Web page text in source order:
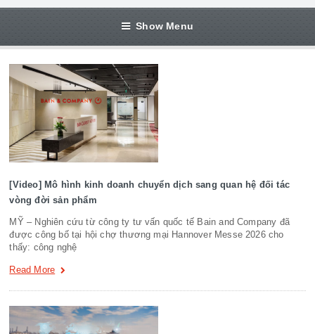
Show Menu
[Video] Mô hình kinh doanh chuyển dịch sang quan hệ đối tác
vòng đời sản phẩm
MỸ – Nghiên cứu từ công ty tư vấn quốc tế Bain and Company đã
được công bố tại hội chợ thương mại Hannover Messe 2026 cho
thấy: công nghệ
Read More